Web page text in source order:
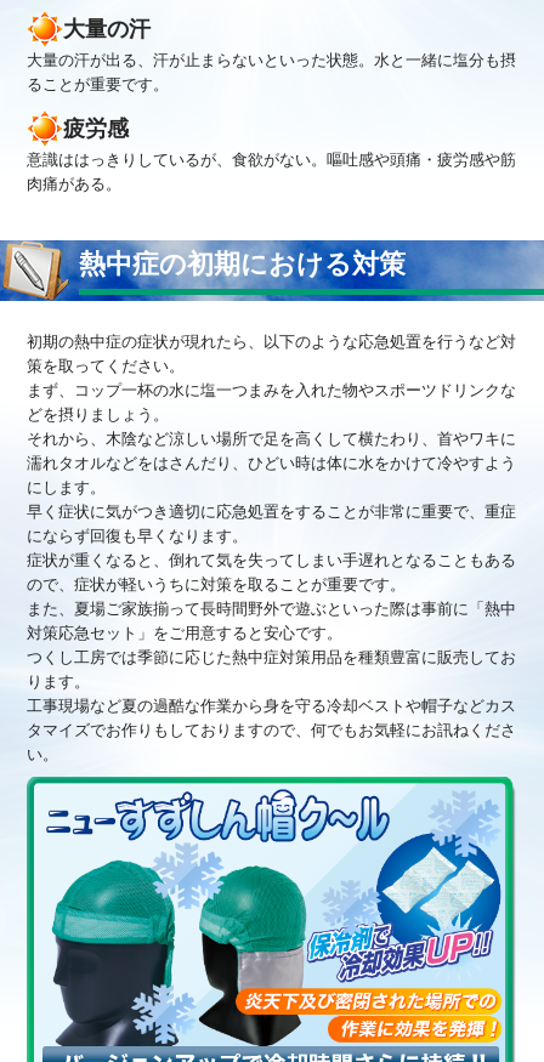
大量の汗
大量の汗が出る、汗が止まらないといった状態。水と一緒に塩分も摂
ることが重要です。
疲労感
意識ははっきりしているが、食欲がない。嘔吐感や頭痛・疲労感や筋
肉痛がある。
熱中症の初期における対策
初期の熱中症の症状が現れたら、以下のような応急処置を行うなど対
策を取ってください。
まず、コップ一杯の水に塩一つまみを入れた物やスポーツドリンクな
どを摂りましょう。
それから、木陰など涼しい場所で足を高くして横たわり、首やワキに
濡れタオルなどをはさんだり、ひどい時は体に水をかけて冷やすよう
にします。
早く症状に気がつき適切に応急処置をすることが非常に重要で、重症
にならず回復も早くなります。
症状が重くなると、倒れて気を失ってしまい手遅れとなることもある
ので、症状が軽いうちに対策を取ることが重要です。
また、夏場ご家族揃って長時間野外で遊ぶといった際は事前に「熱中
対策応急セット」をご用意すると安心です。
つくし工房では季節に応じた熱中症対策用品を種類豊富に販売してお
ります。
工事現場など夏の過酷な作業から身を守る冷却ベストや帽子などカス
タマイズでお作りもしておりますので、何でもお気軽にお訊ねくださ
い。